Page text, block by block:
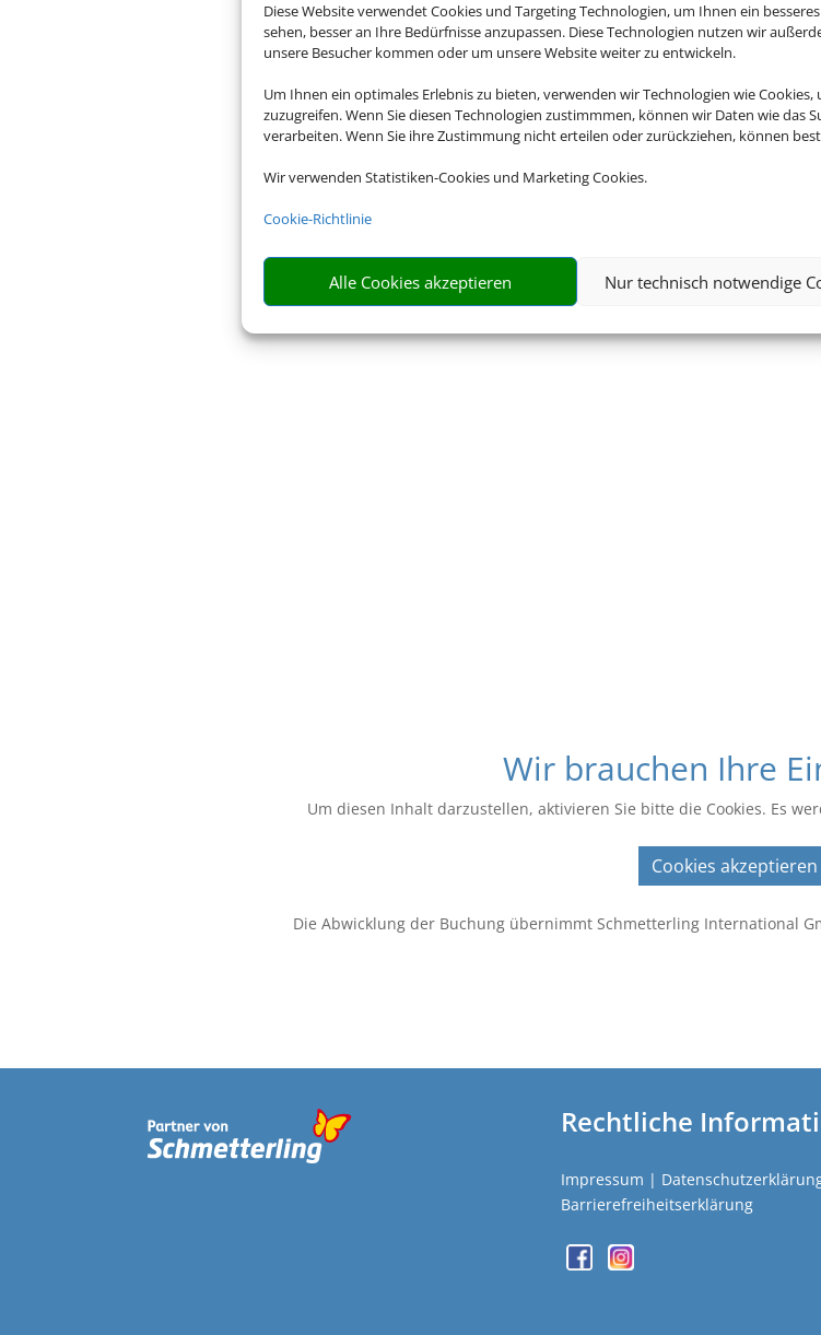
Diese Website verwendet Cookies und Targeting Technologien, um Ihnen ein
sehen, besser an Ihre Bedürfnisse anzupassen. Diese Technologien nutzen wir
unsere Besucher kommen oder um unsere Website weiter zu entwickeln.
Um Ihnen ein optimales Erlebnis zu bieten, verwenden wir Technologien wie
zuzugreifen. Wenn Sie diesen Technologien zustimmmen, können wir Daten wie das
verarbeiten. Wenn Sie ihre Zustimmung nicht erteilen oder zurückziehen, können
Wir verwenden Statistiken-Cookies und Marketing Cookies.
Cookie-Richtlinie
Alle Cookies akzeptieren Nur technisch notwendige
Wir brauchen Ihre
Um diesen Inhalt darzustellen, aktivieren Sie bitte die Cookies. Es
Cookies akzeptieren
Die Abwicklung der Buchung übernimmt Schmetterling International
Rechtliche
Impressum |
Barrierefreiheitserklärung